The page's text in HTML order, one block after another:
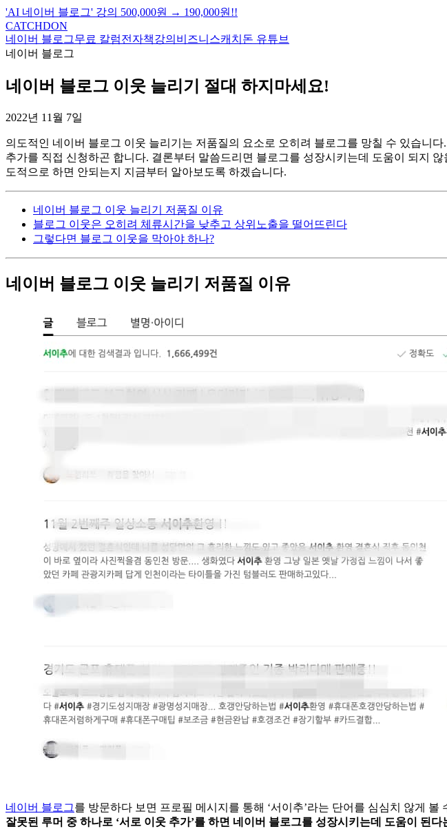
'AI 네이버 블로그' 강의 500,000원 → 190,000원!!
CATCHDON
네이버 블로그무료 칼럼전자책강의 비즈니스캐치돈 유튜브
네이버 블로그
네이버 블로그 이웃 늘리기 절대 하지마세요!
2022년 11월 7일
의도적인 네이버 블로그 이웃 늘리기는 저품질의 요소로 오히려 블로그를 망칠 수 있습니
추가를 직접 신청하곤 합니다. 결론부터 말씀드리면 블로그를 성장시키는데 도움이 되지
도적으로 하면 안되는지 지금부터 알아보도록 하겠습니다.
네이버 블로그 이웃 늘리기 저품질 이유
블로그 이웃은 오히려 체류시간을 낮추고 상위노출을 떨어뜨린다
그렇다면 블로그 이웃을 막아야 하나?
네이버 블로그 이웃 늘리기 저품질 이유
네이버 블로그를 방문하다 보면 프로필 메시지를 통해 ‘서이추’라는 단어를 심심치 않게
잘못된 루머 중 하나로 ‘서로 이웃 추가’를 하면 네이버 블로그를 성장시키는데 도움이 된